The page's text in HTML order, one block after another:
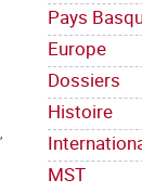
Pays
Europe
Dossiers
Histoire
MST